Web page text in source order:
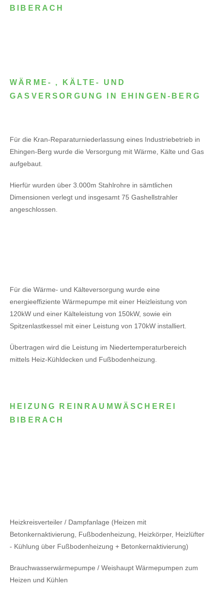
BIBERACH
WÄRME- , KÄLTE- UND
GASVERSORGUNG IN EHINGEN-BERG
Für die Kran-Reparaturniederlassung eines Industriebetrieb in
Ehingen-Berg wurde die Versorgung mit Wärme, Kälte und Gas
aufgebaut.
Hierfür wurden über 3.000m Stahlrohre in sämtlichen
Dimensionen verlegt und insgesamt 75 Gashellstrahler
angeschlossen.
Für die Wärme- und Kälteversorgung wurde eine
energieeffiziente Wärmepumpe mit einer Heizleistung von
120kW und einer Kälteleistung von 150kW, sowie ein
Spitzenlastkessel mit einer Leistung von 170kW installiert.
Übertragen wird die Leistung im Niedertemperaturbereich
mittels Heiz-Kühldecken und Fußbodenheizung.
HEIZUNG REINRAUMWÄSCHEREI
BIBERACH
Heizkreisverteiler / Dampfanlage (Heizen mit
Betonkernaktivierung, Fußbodenheizung, Heizkörper, Heizlüfter
- Kühlung über Fußbodenheizung + Betonkernaktivierung)
Brauchwasserwärmepumpe / Weishaupt Wärmepumpen zum
Heizen und Kühlen